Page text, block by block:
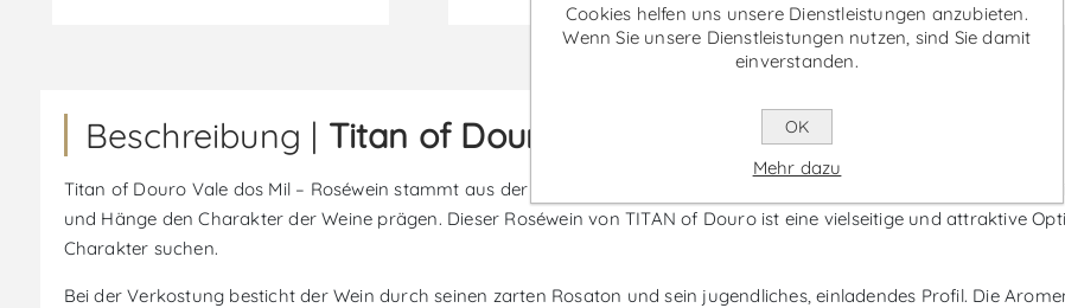
Rabatte sind vom 30/06/2026 bis zum 30/09/2026 verfügbar.
Beschreibung | Titan of Douro Vale dos Mil - Roséwein
Titan of Douro Vale dos Mil – Roséwein stammt aus der Region Porto und Douro, einem Gebiet mit großer
und Hänge den Charakter der Weine prägen. Dieser Roséwein von TITAN of Douro ist eine vielseitige und attraktive
Charakter suchen.
Bei der Verkostung besticht der Wein durch seinen zarten Rosaton und sein jugendliches, einladendes Profil. Die
Cookies helfen uns unsere Dienstleistungen anzubieten.
Wenn Sie unsere Dienstleistungen nutzen, sind Sie damit
einverstanden.
OK
Mehr dazu